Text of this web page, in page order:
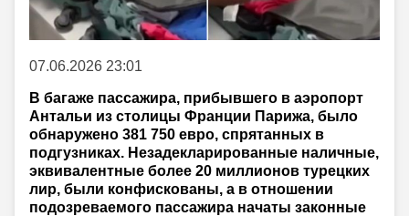
07.06.2026 23:01
В багаже пассажира, прибывшего в аэропорт
Антальи из столицы Франции Парижа, было
обнаружено 381 750 евро, спрятанных в
подгузниках. Незадекларированные наличные,
эквивалентные более 20 миллионов турецких
лир, были конфискованы, а в отношении
подозреваемого пассажира начаты законные